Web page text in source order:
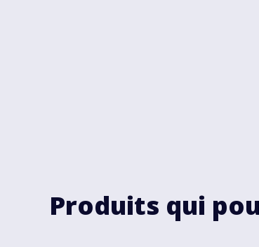
Produits qui